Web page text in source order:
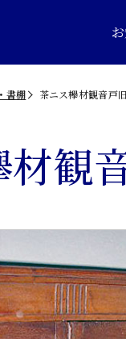
書棚 茶ニス欅材観音戸
観